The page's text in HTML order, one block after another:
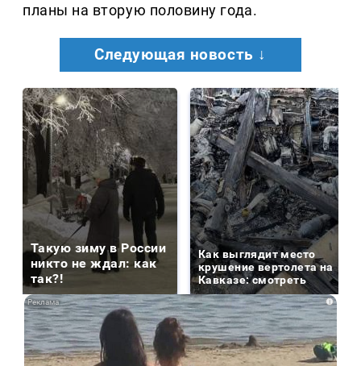
планы на вторую половину года.
Следующая новость ↓
Такую зиму в России
никто не ждал: как
так?!
Как выглядит место
крушение вертолета на
Кавказе: смотреть
i